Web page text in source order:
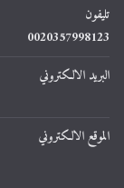
تليفون
0020357998123
البريد الالكتروني
الموقع الالكتروني